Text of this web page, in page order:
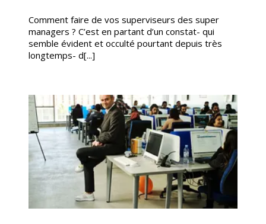
Comment faire de vos superviseurs des super
managers ? C’est en partant d’un constat- qui
semble évident et occulté pourtant depuis très
longtemps- d[...]